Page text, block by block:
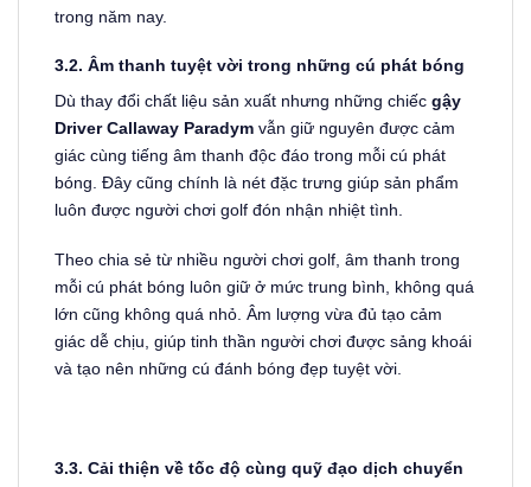
trong năm nay.
3.2. Âm thanh tuyệt vời trong những cú phát bóng
Dù thay đổi chất liệu sản xuất nhưng những chiếc gậy
Driver Callaway Paradym vẫn giữ nguyên được cảm
giác cùng tiếng âm thanh độc đáo trong mỗi cú phát
bóng. Đây cũng chính là nét đặc trưng giúp sản phẩm
luôn được người chơi golf đón nhận nhiệt tình.
Theo chia sẻ từ nhiều người chơi golf, âm thanh trong
mỗi cú phát bóng luôn giữ ở mức trung bình, không quá
lớn cũng không quá nhỏ. Âm lượng vừa đủ tạo cảm
giác dễ chịu, giúp tinh thần người chơi được sảng khoái
và tạo nên những cú đánh bóng đẹp tuyệt vời.
3.3. Cải thiện về tốc độ cùng quỹ đạo dịch chuyển